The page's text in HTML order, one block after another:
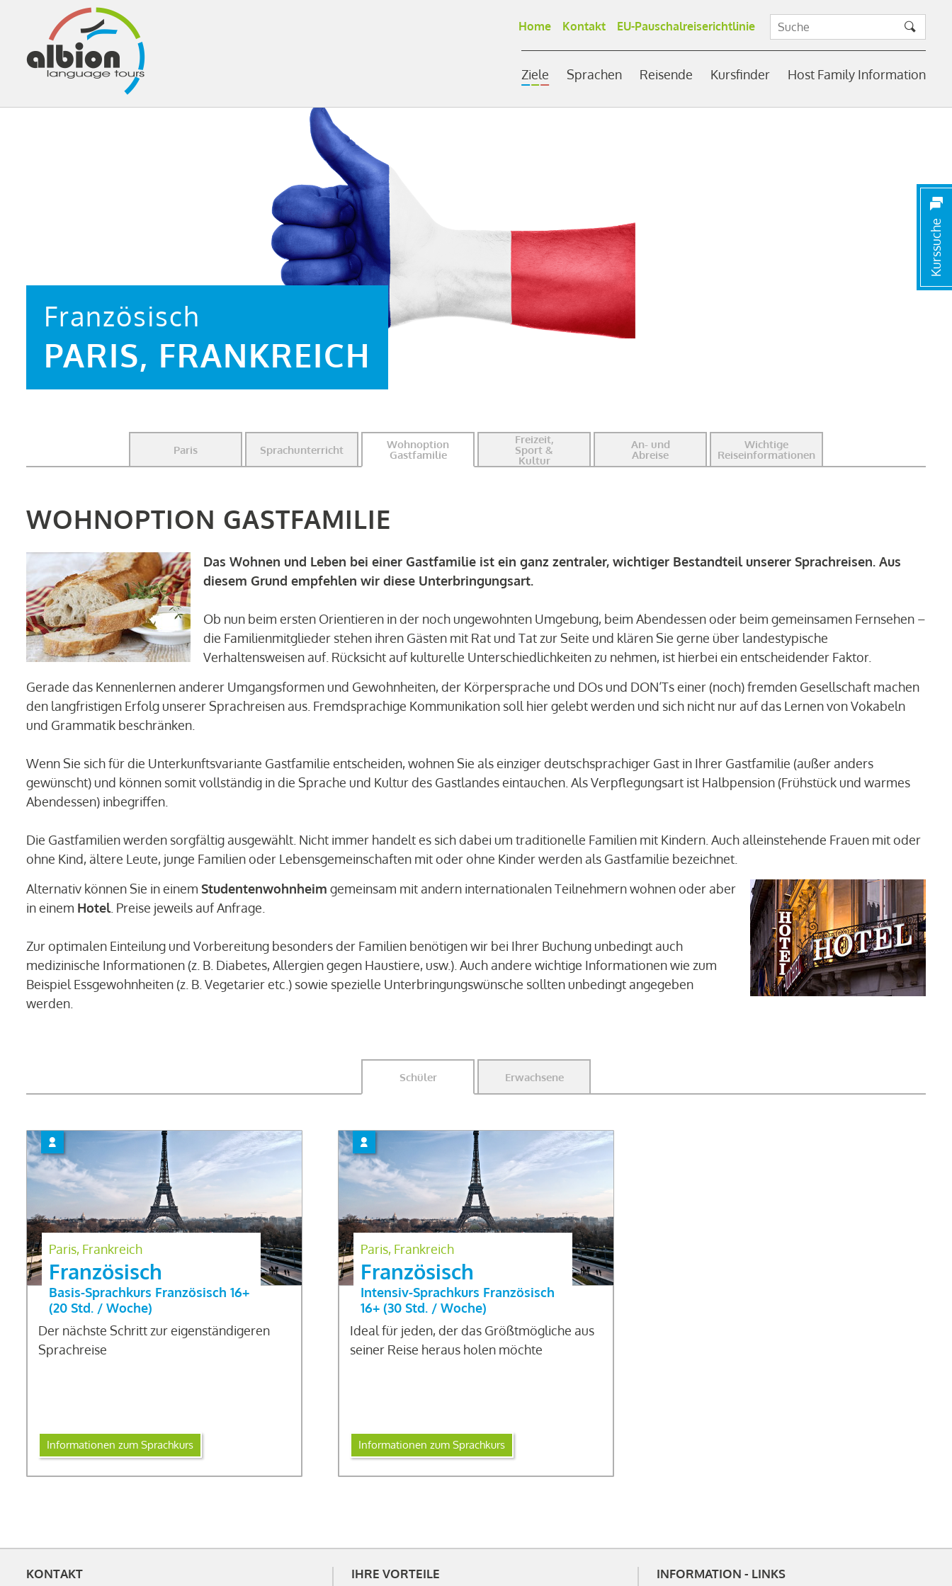
Home Kontakt EU-Pauschalreiserichtlinie
Ziele Sprachen Reisende Kursfinder Host Family Information
Kurssuche
Französisch
PARIS, FRANKREICH
Paris Sprachunterricht Wohnoption
Gastfamilie
Freizeit,
Sport &
Kultur
An- und
Abreise
Wichtige
Reiseinformationen
WOHNOPTION GASTFAMILIE
Das Wohnen und Leben bei einer Gastfamilie ist ein ganz zentraler, wichtiger Bestandteil unserer Sprachreisen. Aus
diesem Grund empfehlen wir diese Unterbringungsart.
Ob nun beim ersten Orientieren in der noch ungewohnten Umgebung, beim Abendessen oder beim gemeinsamen Fernsehen –
die Familienmitglieder stehen ihren Gästen mit Rat und Tat zur Seite und klären Sie gerne über landestypische
Verhaltensweisen auf. Rücksicht auf kulturelle Unterschiedlichkeiten zu nehmen, ist hierbei ein entscheidender Faktor.
Gerade das Kennenlernen anderer Umgangsformen und Gewohnheiten, der Körpersprache und DOs und DON‘Ts einer (noch) fremden Gesellschaft machen
den langfristigen Erfolg unserer Sprachreisen aus. Fremdsprachige Kommunikation soll hier gelebt werden und sich nicht nur auf das Lernen von Vokabeln
und Grammatik beschränken.
Wenn Sie sich für die Unterkunftsvariante Gastfamilie entscheiden, wohnen Sie als einziger deutschsprachiger Gast in Ihrer Gastfamilie (außer anders
gewünscht) und können somit vollständig in die Sprache und Kultur des Gastlandes eintauchen. Als Verpflegungsart ist Halbpension (Frühstück und warmes
Abendessen) inbegriffen.
Die Gastfamilien werden sorgfältig ausgewählt. Nicht immer handelt es sich dabei um traditionelle Familien mit Kindern. Auch alleinstehende Frauen mit oder
ohne Kind, ältere Leute, junge Familien oder Lebensgemeinschaften mit oder ohne Kinder werden als Gastfamilie bezeichnet.
Alternativ können Sie in einem Studentenwohnheim gemeinsam mit andern internationalenTeilnehmern wohnen oder aber
in einem Hotel. Preise jeweils auf Anfrage.
Zur optimalen Einteilung und Vorbereitung besonders der Familien benötigen wir bei Ihrer Buchung unbedingt auch
medizinische Informationen (z. B. Diabetes, Allergien gegen Haustiere, usw.). Auch andere wichtige Informationen wie zum
Beispiel Essgewohnheiten (z. B. Vegetarier etc.) sowie spezielle Unterbringungswünsche sollten unbedingt angegeben
werden.
Schüler Erwachsene
Paris, Frankreich
Französisch
Basis-Sprachkurs Französisch 16+
(20 Std. / Woche)
Der nächste Schritt zur eigenständigeren
Sprachreise
Informationen zum Sprachkurs
Paris, Frankreich
Französisch
Intensiv-Sprachkurs Französisch
16+ (30 Std. / Woche)
Ideal für jeden, der das Größtmögliche aus
seiner Reise heraus holen möchte
Informationen zum Sprachkurs
KONTAKT IHRE VORTEILE INFORMATION - LINKS